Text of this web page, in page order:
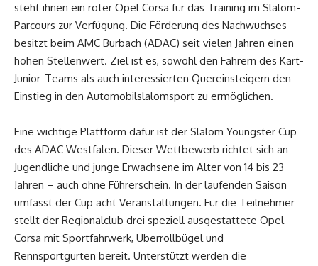
steht ihnen ein roter Opel Corsa für das Training im Slalom-
Parcours zur Verfügung. Die Förderung des Nachwuchses
besitzt beim AMC Burbach (ADAC) seit vielen Jahren einen
hohen Stellenwert. Ziel ist es, sowohl den Fahrern des Kart-
Junior-Teams als auch interessierten Quereinsteigern den
Einstieg in den Automobilslalomsport zu ermöglichen.
Eine wichtige Plattform dafür ist der Slalom Youngster Cup
des ADAC Westfalen. Dieser Wettbewerb richtet sich an
Jugendliche und junge Erwachsene im Alter von 14 bis 23
Jahren – auch ohne Führerschein. In der laufenden Saison
umfasst der Cup acht Veranstaltungen. Für die Teilnehmer
stellt der Regionalclub drei speziell ausgestattete Opel
Corsa mit Sportfahrwerk, Überrollbügel und
Rennsportgurten bereit. Unterstützt werden die